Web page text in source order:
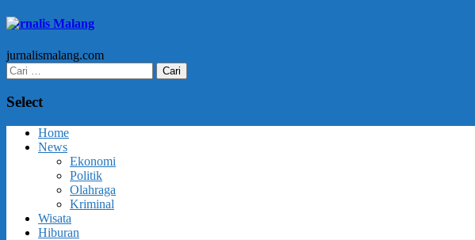
Jurnalis Malang
jurnalismalang.com
Cari
untuk:
Select
Home
News
Ekonomi
Politik
Olahraga
Kriminal
Wisata
Hiburan